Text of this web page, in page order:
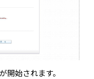
開始されます。